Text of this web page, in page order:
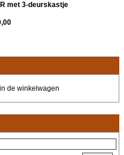
met 3-deurskastje
de winkelwagen